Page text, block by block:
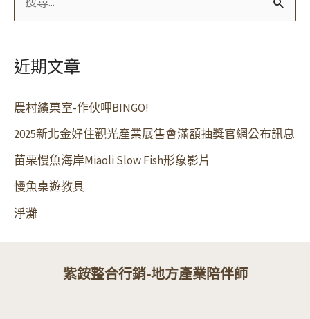
鍵
字
近期文章
農村繽菓室-作伙呷BINGO!
2025新北金好住觀光產業展售會滿額抽獎官網公布訊息
苗栗慢魚海岸Miaoli Slow Fish形象影片
慢魚桌遊教具
淨灘
紫銨整合行銷-地方產業陪伴師